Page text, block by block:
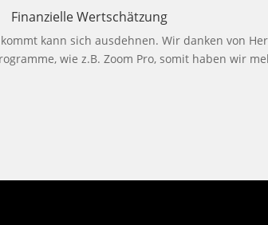
Finanzielle Wertschätzung
kann sich ausdehnen. Wir danken von
wie z.B. Zoom Pro, somit haben wir